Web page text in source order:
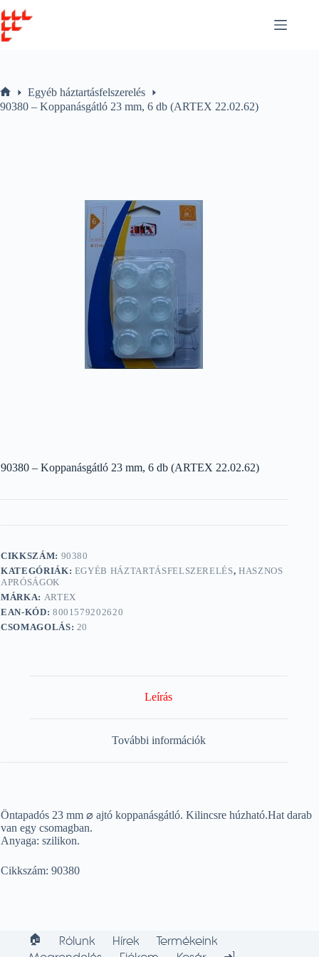
to
content
Home
Egyéb háztartásfelszerelés
90380 – Koppanásgátló 23 mm, 6 db (ARTEX 22.02.62)
90380 – Koppanásgátló 23 mm, 6 db (ARTEX 22.02.62)
CIKKSZÁM: 90380
KATEGÓRIÁK: EGYÉB HÁZTARTÁSFELSZERELÉS,HASZNOS
APRÓSÁGOK
MÁRKA: ARTEX
EAN-KÓD: 8001579202620
CSOMAGOLÁS: 20
Leírás
További információk
Öntapadós 23 mm ⌀ ajtó koppanásgátló. Kilincsre húzható.Hat darab
van egy csomagban.
Anyaga: szilikon.
Cikkszám: 90380
🏠︎ Rólunk Hírek
Termékeink